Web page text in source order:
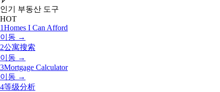
인기 부동산 도구
HOT
1Homes I Can Afford
이동 →
2公寓搜索
이동 →
3Mortgage Calculator
이동 →
4等级分析